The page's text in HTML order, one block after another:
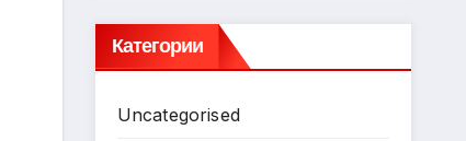
Категории
Uncategorised